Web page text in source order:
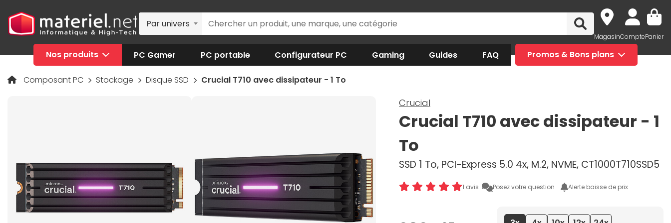
Par univers
MagasinComptePanier
Nos produits PC Gamer PC portable Configurateur PC Gaming Guides FAQ Promos & Bons plans
Composant PC Stockage Disque SSD Crucial T710 avec dissipateur - 1 To
Crucial
Crucial T710 avec dissipateur - 1
To
SSD 1 To, PCI-Express 5.0 4x, M.2, NVME, CT1000T710SSD5
1 avis Posez votre question Alerte baisse de prix